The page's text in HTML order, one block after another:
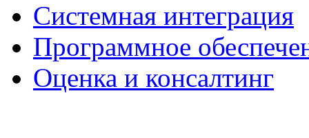
Системная интеграция
Программное
Оценка и консалтинг